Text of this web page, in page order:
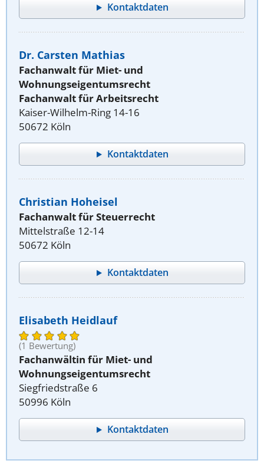
Kontaktdaten
Dr. Carsten Mathias
Fachanwalt für Miet- und
Wohnungseigentumsrecht
Fachanwalt für Arbeitsrecht
Kaiser-Wilhelm-Ring 14-16
50672 Köln
Kontaktdaten
Christian Hoheisel
Fachanwalt für Steuerrecht
Mittelstraße 12-14
50672 Köln
Kontaktdaten
Elisabeth Heidlauf
(1 Bewertung)
Fachanwältin für Miet- und
Wohnungseigentumsrecht
Siegfriedstraße 6
50996 Köln
Kontaktdaten